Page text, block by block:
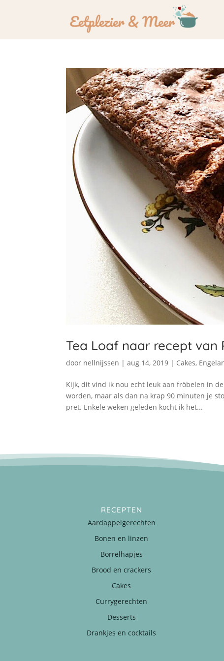
Tea Loaf naar recept van
door nellnijssen |aug 14, 2019 | Cakes,
Kijk, dit vind ik nou echt leuk aan fröbelen in
worden, maar als dan na krap 90 minuten je
pret. Enkele weken geleden kocht ik het...
RECEPTEN
Aardappelgerechten
Bonen en linzen
Borrelhapjes
Brood en crackers
Cakes
Currygerechten
Desserts
Drankjes en cocktails